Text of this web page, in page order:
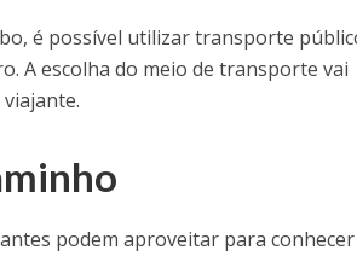
é possível utilizar transporte
A escolha do meio de transporte vai
podem aproveitar para conhecer